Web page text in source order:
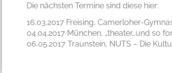
Die nächsten Termine sind diese hier:
16.03.2017 Freising, Camerloher-
04.04.2017 München, „theater…und so
06.05.2017 Traunstein, NUTS – Die